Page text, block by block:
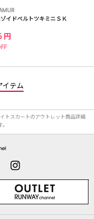
ゾイドベルトツキミニＳＫ
円
イテム
トスカートのアウトレット商品詳細